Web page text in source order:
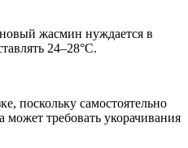
жасмин нуждается в
24–28°С.
поскольку самостоятельно
требовать укорачивания